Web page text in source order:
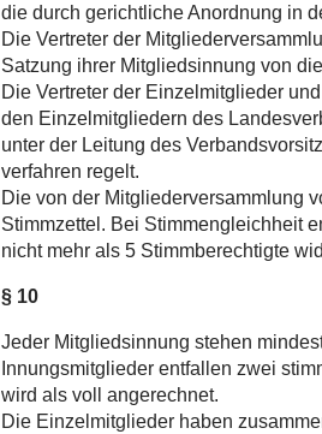
die durch gerichtliche Anordnung in
Die Vertreter der
Satzung ihrer Mitgliedsinnung von
Die Vertreter der Einzelmitglieder
den Einzelmitgliedern des
unter der Leitung des
verfahren regelt.
Die von der Mitgliederversammlung
Stimmzettel. Bei Stimmengleichheit
nicht mehr als 5 Stimmberechtigte
§ 10
Jeder Mitgliedsinnung stehen
Innungsmitglieder entfallen zwei
wird als voll angerechnet.
Die Einzelmitglieder haben